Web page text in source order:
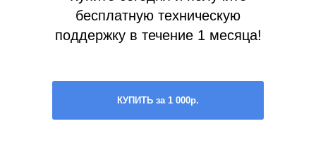
бесплатную техническую
поддержку в течение 1 месяца!
КУПИТЬ за 1 000р.